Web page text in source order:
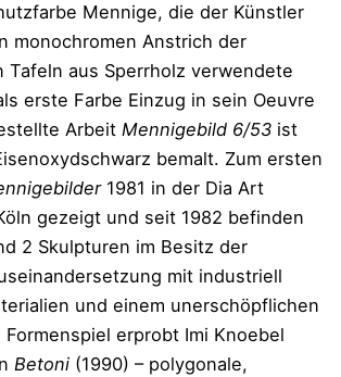
Mennige, die der Künstler
monochromen Anstrich der
Tafeln aus Sperrholz verwendete
erste Farbe Einzug in sein Oeuvre
Arbeit Mennigebild 6/53ist
bemalt. Zum ersten
1981 in der Dia Art
gezeigt und seit 1982 befinden
2 Skulpturen im Besitz der
mit industriell
und einem unerschöpflichen
erprobt Imi Knoebel
Betoni(1990) – polygonale,